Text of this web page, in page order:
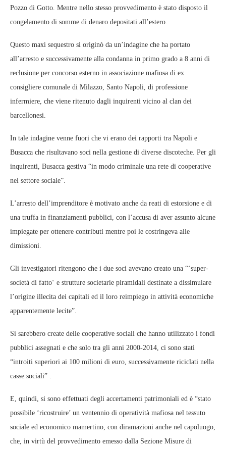
Pozzo di Gotto. Mentre nello stesso provvedimento è stato disposto il
congelamento di somme di denaro depositati all’estero.
Questo maxi sequestro si originò da un’indagine che ha portato
all’arresto e successivamente alla condanna in primo grado a 8 anni di
reclusione per concorso esterno in associazione mafiosa di ex
consigliere comunale di Milazzo, Santo Napoli, di professione
infermiere, che viene ritenuto dagli inquirenti vicino al clan dei
barcellonesi.
In tale indagine venne fuori che vi erano dei rapporti tra Napoli e
Busacca che risultavano soci nella gestione di diverse discoteche. Per gli
inquirenti, Busacca gestiva “in modo criminale una rete di cooperative
nel settore sociale”.
L’arresto dell’imprenditore è motivato anche da reati di estorsione e di
una truffa in finanziamenti pubblici, con l’accusa di aver assunto alcune
impiegate per ottenere contributi mentre poi le costringeva alle
dimissioni.
Gli investigatori ritengono che i due soci avevano creato una “‘super-
società di fatto‘ e strutture societarie piramidali destinate a dissimulare
l’origine illecita dei capitali ed il loro reimpiego in attività economiche
apparentemente lecite”.
Si sarebbero create delle cooperative sociali che hanno utilizzato i fondi
pubblici assegnati e che solo tra gli anni 2000-2014, ci sono stati
“introiti superiori ai 100 milioni di euro, successivamente riciclati nella
casse sociali” .
E, quindi, si sono effettuati degli accertamenti patrimoniali ed è “stato
possibile ‘ricostruire’ un ventennio di operatività mafiosa nel tessuto
sociale ed economico mamertino, con diramazioni anche nel capoluogo,
che, in virtù del provvedimento emesso dalla Sezione Misure di